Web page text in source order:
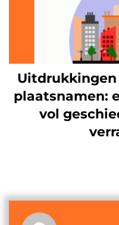
plaatsnamen:
vol